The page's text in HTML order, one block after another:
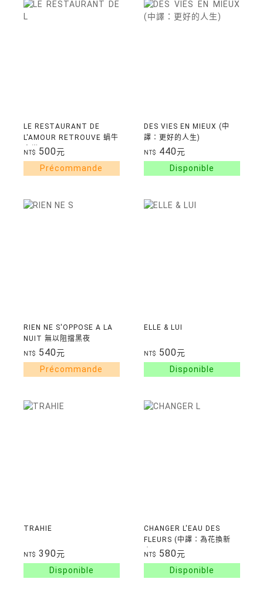
LE RESTAURANT DE
L'AMOUR RETROUVE 蝸牛
食堂
NT$ 500元
DES VIES EN MIEUX (中
譯：更好的人生)
NT$ 440元
RIEN NE S'OPPOSE A LA
NUIT 無以阻擋黑夜
NT$ 540元
ELLE & LUI
NT$ 500元
TRAHIE
NT$ 390元
CHANGER L'EAU DES
FLEURS (中譯：為花換新
水)
NT$ 580元